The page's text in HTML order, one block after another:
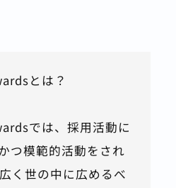
とは？
では、採用活動に
つ模範的活動をされ
く世の中に広めるべ